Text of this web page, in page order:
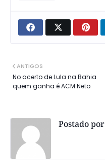
ANTIGOS
No acerto de Lula na Bahia
quem ganha é ACM Neto
Postado por